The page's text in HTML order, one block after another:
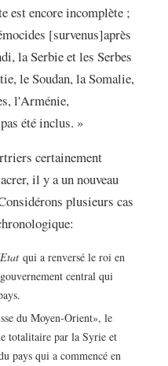
est encore incomplète ;
[survenus]après
la Serbie et les Serbes
le Soudan, la Somalie,
l'Arménie,
été inclus. »
certainement
il y a un nouveau
plusieurs cas
qui a renversé le roi en
central qui
du Moyen-Orient», le
totalitaire par la Syrie et
pays qui a commencé en